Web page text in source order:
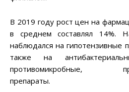
В 2019 году рост цен на
в среднем составлял 14%.
наблюдался на гипотензивные
также на
противомикробные,
препараты.